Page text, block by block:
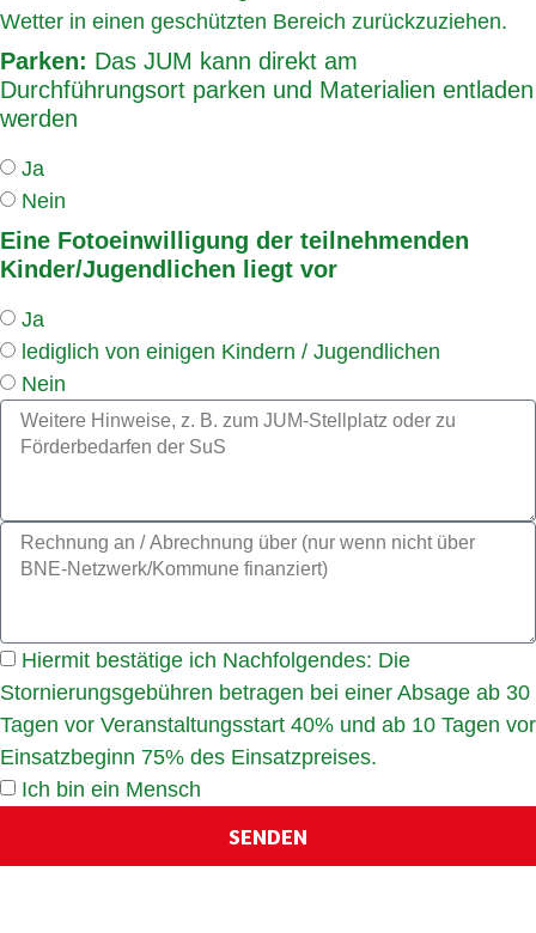
Wetter in einen geschützten Bereich zurückzuziehen.
Parken: Das JUM kann direkt am
Durchführungsort parken und Materialien entladen
werden
Ja
Nein
Eine Fotoeinwilligung der teilnehmenden
Kinder/Jugendlichen liegt vor
Ja
lediglich von einigen Kindern / Jugendlichen
Nein
Hiermit bestätige ich Nachfolgendes: Die
Stornierungsgebühren betragen bei einer Absage ab 30
Tagen vor Veranstaltungsstart 40% und ab 10 Tagen vor
Einsatzbeginn 75% des Einsatzpreises.
Ich bin ein Mensch
SENDEN